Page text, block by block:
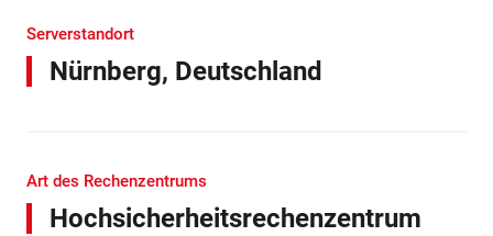
Serverstandort
Nürnberg, Deutschland
Art des Rechenzentrums
Hochsicherheits­rechenzentrum